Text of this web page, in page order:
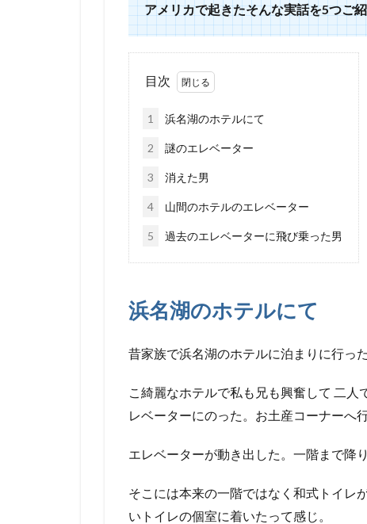
アメリカで起きたそんな実話を5つご
目次
1 浜名湖のホテルにて
2 謎のエレベーター
3 消えた男
4 山間のホテルのエレベーター
5 過去のエレベーターに飛び乗った男
浜名湖のホテルにて
昔家族で浜名湖のホテルに泊まりに行っ
こ綺麗なホテルで私も兄も興奮して 二
レベーターにのった。お土産コーナーへ
エレベーターが動き出した。一階まで降
そこには本来の一階ではなく和式トイレ
いトイレの個室に着いたって感じ。